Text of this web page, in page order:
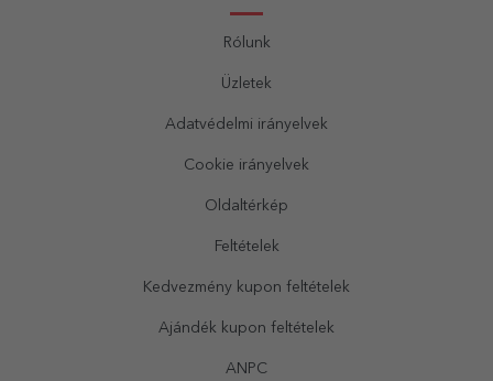
Rólunk
Üzletek
Adatvédelmi irányelvek
Cookie irányelvek
Oldaltérkép
Feltételek
Kedvezmény kupon feltételek
Ajándék kupon feltételek
ANPC